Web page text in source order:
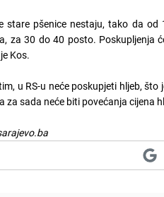
stare pšenice nestaju, tako da
za 30 do 40 posto. Poskupljenja
Kos.
u RS-u neće poskupjeti hljeb,
za sada neće biti povećanja cijena